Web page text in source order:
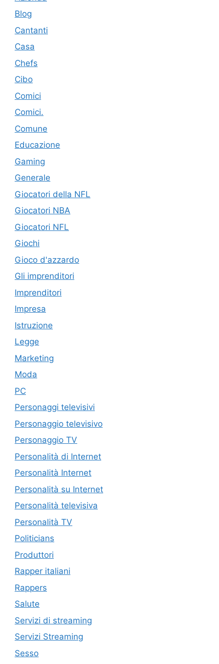
Blog
Cantanti
Casa
Chefs
Cibo
Comici
Comici.
Comune
Educazione
Gaming
Generale
Giocatori della NFL
Giocatori NBA
Giocatori NFL
Giochi
Gioco d'azzardo
Gli imprenditori
Imprenditori
Impresa
Istruzione
Legge
Marketing
Moda
PC
Personaggi televisivi
Personaggio televisivo
Personaggio TV
Personalità di Internet
Personalità Internet
Personalità su Internet
Personalità televisiva
Personalità TV
Politicians
Produttori
Rapper italiani
Rappers
Salute
Servizi di streaming
Servizi Streaming
Sesso